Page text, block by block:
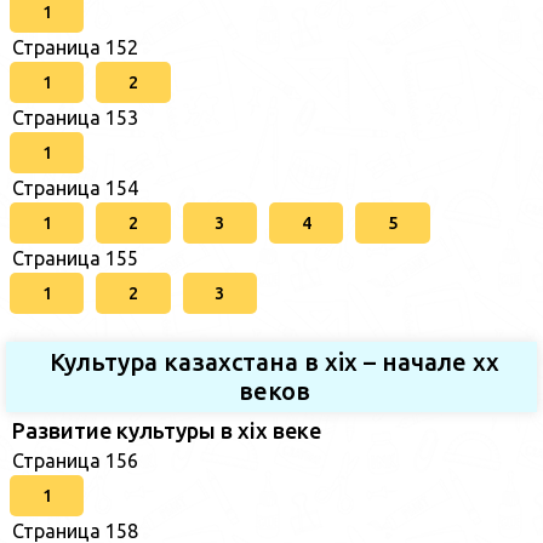
1
Страница 152
1 2
Страница 153
1
Страница 154
1 2 3 4 5
Страница 155
1 2 3
Культура казахстана в xix – начале хх
веков
Развитие культуры в xix веке
Страница 156
1
Страница 158